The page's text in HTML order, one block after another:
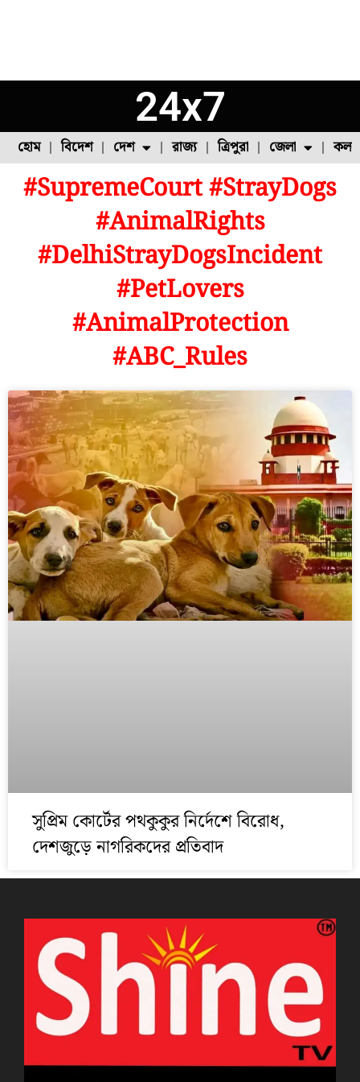
24x7
হোম বিদেশ দেশ
ফুল চাষ ফল চাষ মাছ চাষ পোল্ট্রি চাষ
রাজ্য ত্রিপুরা জেলা
উত্তর ২৪ পরগনা
#SupremeCourt #StrayDogs
#AnimalRights
#DelhiStrayDogsIncident
#PetLovers
#AnimalProtection
#ABC_Rules
সুপ্রিম কোর্টের পথকুকুর নির্দেশে বিরোধ,
দেশজুড়ে নাগরিকদের প্রতিবাদ